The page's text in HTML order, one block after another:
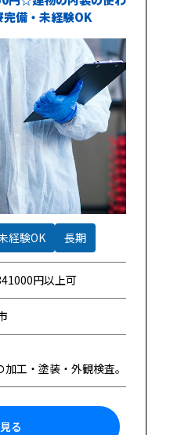
備・未経験OK
経験OK 長期
円以上可
工・塗装・外観検査。
る